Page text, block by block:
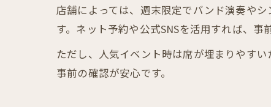
店舗によっては、週末限定でバンド演奏や
す。ネット予約や公式SNSを活用すれば、事
ただし、人気イベント時は席が埋まりやす
事前の確認が安心です。